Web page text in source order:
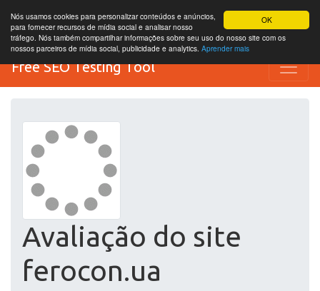
OK
Nós usamos cookies para personalizar conteúdos e anúncios,
para fornecer recursos de mídia social e analisar nosso
tráfego. Nós também compartilhar informações sobre seu uso do nosso site com os
nossos parceiros de mídia social, publicidade e analytics. Aprender mais
Free SEO Testing Tool
Avaliação do site
ferocon.ua